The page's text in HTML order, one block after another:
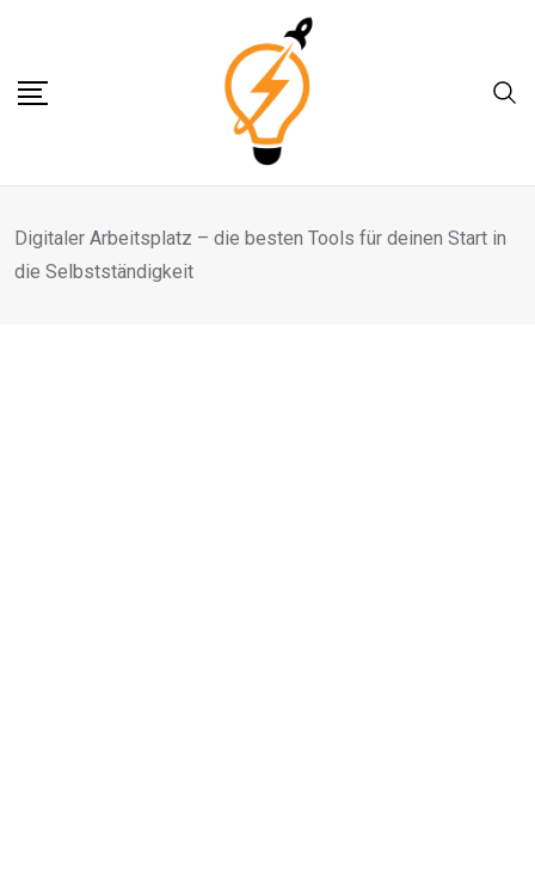
content
Digitaler Arbeitsplatz – die besten Tools für deinen Start in
die Selbstständigkeit